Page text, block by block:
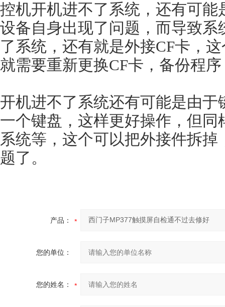
控机开机进不了系统，还有可
设备自身出现了问题，而导致
了系统，还有就是外接CF卡，
就需要重新更换CF卡，备份程
开机进不了系统还有可能是由
一个键盘，这样更好操作，但
系统等，这个可以把外接件拆
题了。
产品：
您的单位：
您的姓名：